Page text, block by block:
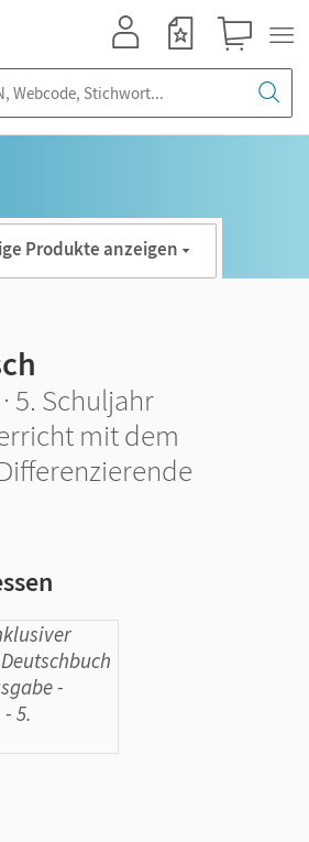
Produkte anzeigen
5. Schuljahr
mit dem